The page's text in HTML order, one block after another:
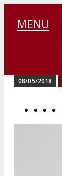
MENU
08/05/2018